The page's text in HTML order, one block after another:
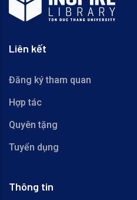
Liên kết
Đăng ký tham quan
Hợp tác
Quyên tặng
Tuyển dụng
Thông tin